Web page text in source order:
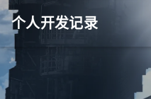
个人开发记录